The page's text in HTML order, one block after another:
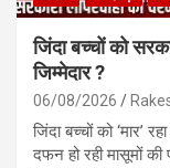
जिंदा बच्चों को
जिम्मेदार ?
06/08/2026
जिंदा बच्चों को ‘मार’
दफन हो रही मासूमों